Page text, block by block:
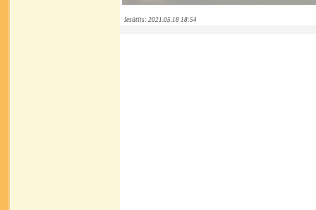
Iesūtīts: 2021.05.18 18:54